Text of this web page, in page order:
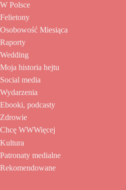
W Polsce
Felietony
Osobowość Miesiąca
Raporty
Wedding
Moja historia hejtu
Social media
Wydarzenia
Ebooki, podcasty
Zdrowie
Chcę WWWięcej
Kultura
Patronaty medialne
Rekomendowane